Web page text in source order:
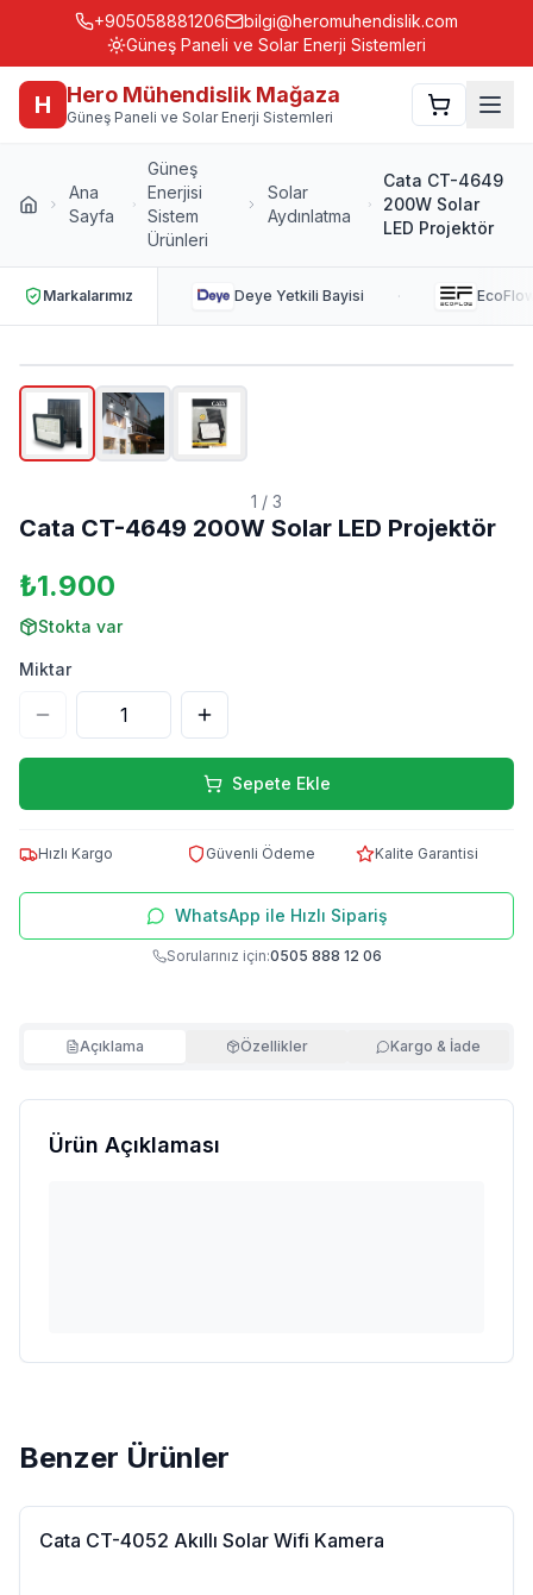
+905058881206
bilgi@heromuhendislik.com
Güneş Paneli ve Solar Enerji Sistemleri
H Hero Mühendislik Mağaza
Güneş Paneli ve Solar Enerji Sistemleri
Ana
Sayfa
Güneş
Enerjisi
Sistem
Ürünleri
Solar
Aydınlatma
Cata CT-4649
200W Solar
LED Projektör
Markalarımız Deye Yetkili Bayisi ·
1 / 3
Cata CT-4649 200W Solar LED Projektör
₺1.900
Stokta var
Miktar
Sepete Ekle
Hızlı Kargo Güvenli Ödeme Kalite Garantisi
WhatsApp ile Hızlı Sipariş
Sorularınız için:0505 888 12 06
Açıklama Özellikler Kargo & İade
Ürün Açıklaması
Benzer Ürünler
Cata CT-4052 Akıllı Solar Wifi Kamera